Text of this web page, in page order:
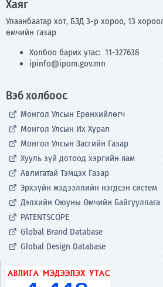
Хаяг
Улаанбаатар хот, БЗД 3-р хороо, 13
өмчийн газар
Холбоо барих утас: 11-327638
ipinfo@ipom.gov.mn
Вэб холбоос
Монгол Улсын Ерөнхийлөгч
Монгол Улсын Их Хурал
Монгол Улсын Засгийн Газар
Хууль зүй дотоод хэргийн яам
Авлигатай Тэмцэх Газар
Эрхзүйн мэдээллийн нэгдсэн систем
Дэлхийн Оюуны Өмчийн Байгууллага
PATENTSCOPE
Global Brand Database
Global Design Database